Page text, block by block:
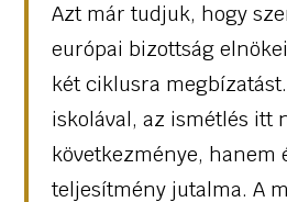
Azt már tudjuk, hogy
európai bizottság
két ciklusra
iskolával, az ismétlés itt
következménye, hanem
teljesítmény jutalma. A